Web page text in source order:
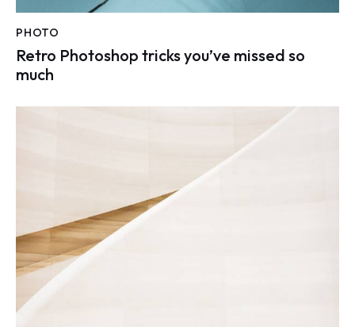
PHOTO
Retro Photoshop tricks you’ve missed so
much